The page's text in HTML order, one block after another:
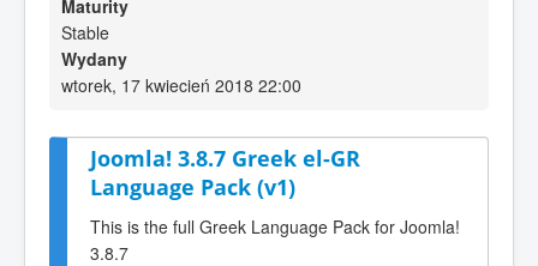
Maturity
Stable
Wydany
wtorek, 17 kwiecień 2018 22:00
Joomla! 3.8.7 Greek el-GR
Language Pack (v1)
This is the full Greek Language Pack for Joomla!
3.8.7